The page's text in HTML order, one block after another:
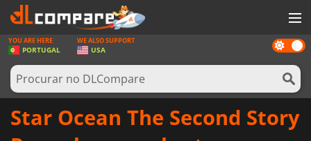
JOGOS
GAME CARDS
SOFTWARE
Dark
mode
YOU ARE HERE
PORTUGAL
WE ALSO SUPPORT
USA
Star Ocean The Second Story